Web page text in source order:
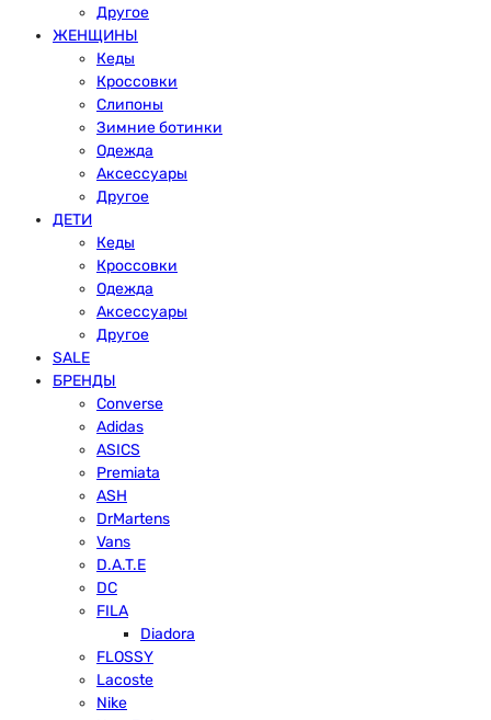
Другое
ЖЕНЩИНЫ
Кеды
Кроссовки
Слипоны
Зимние ботинки
Одежда
Аксессуары
Другое
ДЕТИ
Кеды
Кроссовки
Одежда
Аксессуары
Другое
SALE
БРЕНДЫ
Converse
Adidas
ASICS
Premiata
ASH
DrMartens
Vans
D.A.T.E
DC
FILA
Diadora
FLOSSY
Lacoste
Nike